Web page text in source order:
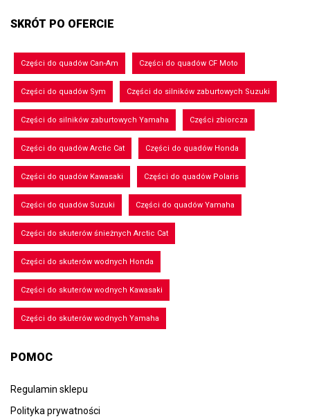
SKRÓT PO OFERCIE
Części do quadów Can-Am Części do quadów CF Moto
Części do quadów Sym Części do silników zaburtowych Suzuki
Części do silników zaburtowych Yamaha Części zbiorcza
Części do quadów Arctic Cat Części do quadów Honda
Części do quadów Kawasaki Części do quadów Polaris
Części do quadów Suzuki Części do quadów Yamaha
Części do skuterów śnieżnych Arctic Cat
Części do skuterów wodnych Honda
Części do skuterów wodnych Kawasaki
Części do skuterów wodnych Yamaha
POMOC
Regulamin sklepu
Polityka prywatności